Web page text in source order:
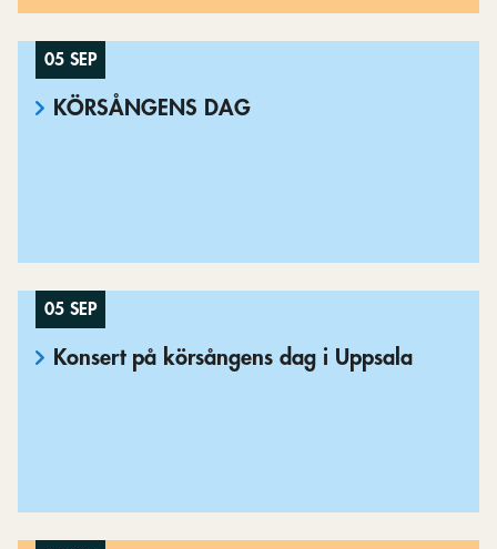
05 SEP
KÖRSÅNGENS DAG
05 SEP
Konsert på körsångens dag i Uppsala